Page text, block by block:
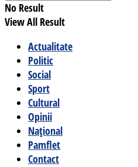
No Result
View All Result
Actualitate
Politic
Social
Sport
Cultural
Opinii
Național
Pamflet
Contact